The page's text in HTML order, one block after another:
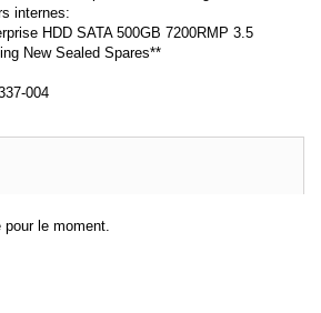
internes:
HDD SATA 500GB 7200RMP 3.5
New Sealed Spares**
004
le moment.